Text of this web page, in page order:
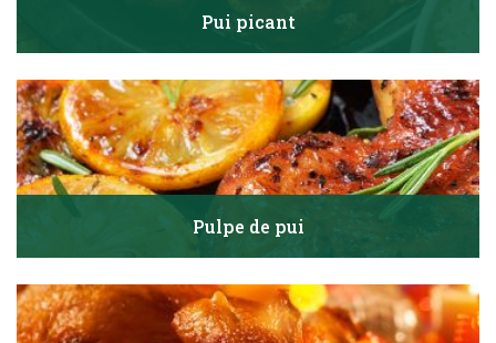
Pui picant
Pulpe de pui